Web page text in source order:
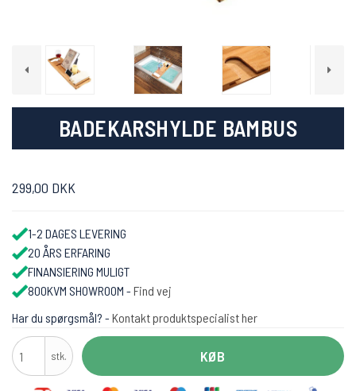
BADEKARSHYLDE BAMBUS
299,00 DKK
1-2 DAGES LEVERING
20 ÅRS ERFARING
FINANSIERING MULIGT
800KVM SHOWROOM - Find vej
Har du spørgsmål? - Kontakt produktspecialist her
stk. KØB